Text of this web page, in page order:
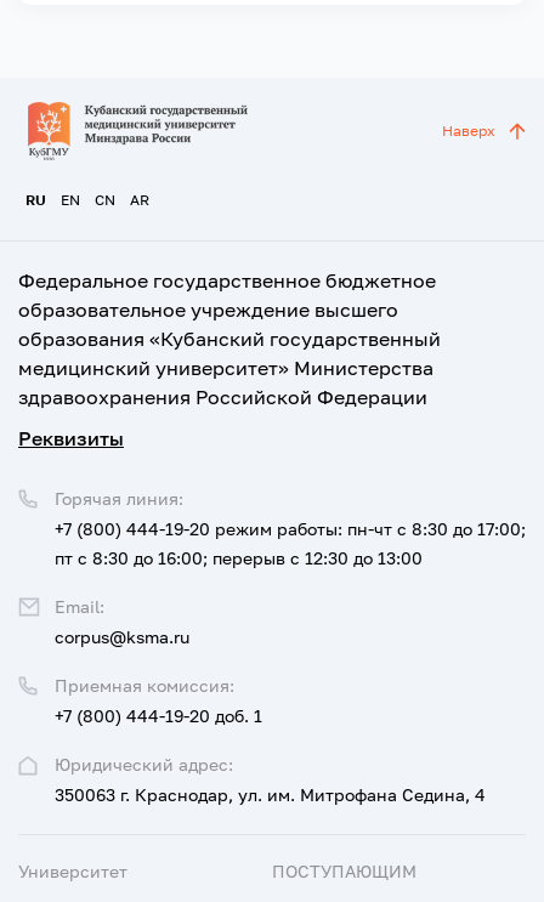
RU EN CN AR
Наверх
Федеральное государственное бюджетное
образовательное учреждение высшего
образования «Кубанский государственный
медицинский университет» Министерства
здравоохранения Российской Федерации
Реквизиты
Юридический адрес:
350063 г. Краснодар, ул. им. Митрофана Седина, 4
Приемная комиссия:
+7 (800) 444-19-20 доб. 1
Горячая линия:
+7 (800) 444-19-20 режим работы: пн-чт с 8:30 до 17:00;
пт с 8:30 до 16:00; перерыв с 12:30 до 13:00
Email:
corpus@ksma.ru
Университет ПОСТУПАЮЩИМ